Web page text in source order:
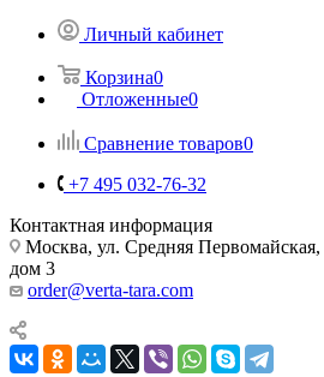
Личный кабинет
Корзина0
Отложенные0
Сравнение товаров0
+7 495 032-76-32
Контактная информация
Москва, ул. Средняя Первомайская,
дом 3
order@verta-tara.com